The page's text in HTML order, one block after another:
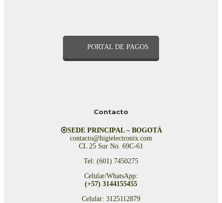
PORTAL DE PAGOS
Contacto
⦿SEDE PRINCIPAL – BOGOTÁ
contacto@higielectronix.com
CL 25 Sur No. 69C-61
Tel: (601) 7450275
Celular/WhatsApp:
(+57) 3144155455
Celular: 3125112879